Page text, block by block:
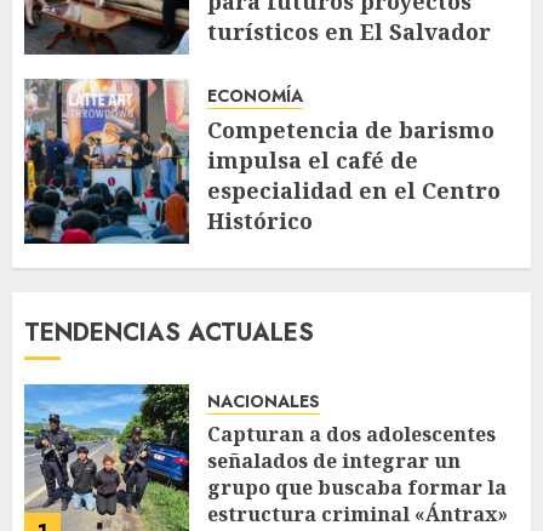
turísticos en El Salvador
ECONOMÍA
Competencia de barismo
impulsa el café de
especialidad en el Centro
Histórico
TENDENCIAS ACTUALES
NACIONALES
Capturan a dos adolescentes
señalados de integrar un
grupo que buscaba formar la
estructura criminal «Ántrax»